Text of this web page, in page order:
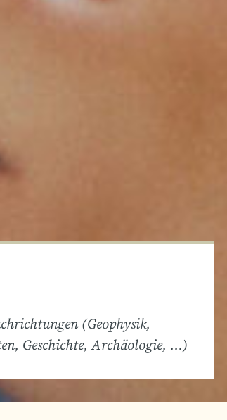
(Geophysik,
Geschichte, Archäologie, …)